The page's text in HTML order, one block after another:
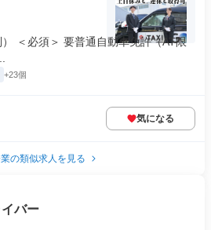
＜必須＞ 要普通自動車免許（AT限
+23個
気になる
の類似求人を見る
バー